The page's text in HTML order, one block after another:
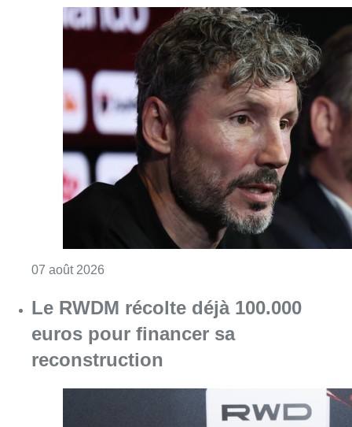
07 août 2026
Le RWDM récolte déjà 100.000
euros pour financer sa
reconstruction